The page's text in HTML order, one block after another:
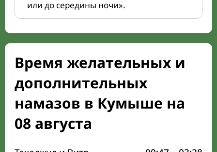
или до середины ночи».
Время желательных и
дополнительных
намазов в Кумыше на
08 августа